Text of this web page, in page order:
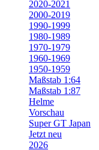
2020-2021
2000-2019
1990-1999
1980-1989
1970-1979
1960-1969
1950-1959
Maßstab 1:64
Maßstab 1:87
Helme
Vorschau
Super GT Japan
Jetzt neu
2026